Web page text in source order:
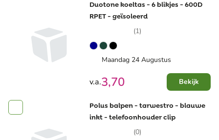
Duotone koeltas - 6 blikjes - 600D
RPET - geïsoleerd
(1)
Maandag 24 Augustus
v.a.3,70 Bekijk
Polus balpen - tarwestro - blauwe
inkt - telefoonhouder clip
(0)